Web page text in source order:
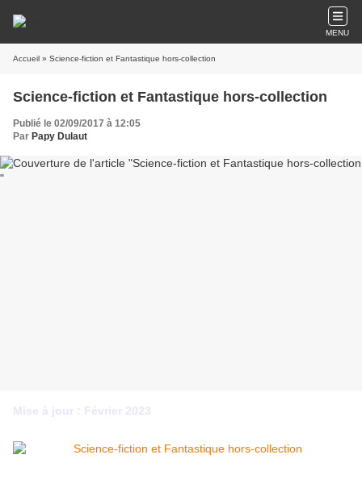
MENU
Accueil » Science-fiction et Fantastique hors-collection
Science-fiction et Fantastique hors-collection
Publié le 02/09/2017 à 12:05
Par Papy Dulaut
Mise à jour : Février 2023